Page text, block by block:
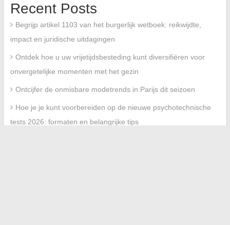
Recent Posts
Begrijp artikel 1103 van het burgerlijk wetboek: reikwijdte,
impact en juridische uitdagingen
Ontdek hoe u uw vrijetijdsbesteding kunt diversifiëren voor
onvergetelijke momenten met het gezin
Ontcijfer de onmisbare modetrends in Parijs dit seizoen
Hoe je je kunt voorbereiden op de nieuwe psychotechnische
tests 2026: formaten en belangrijke tips